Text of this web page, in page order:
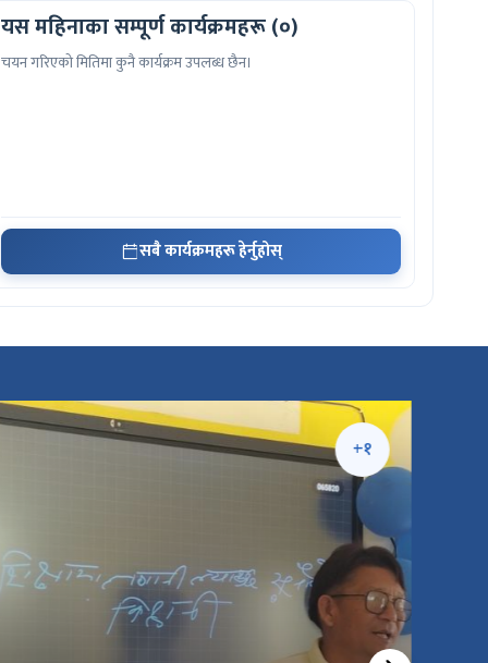
यस महिनाका सम्पूर्ण कार्यक्रमहरू (०)
चयन गरिएको मितिमा कुनै कार्यक्रम उपलब्ध छैन।
सबै कार्यक्रमहरू हेर्नुहोस्
+१